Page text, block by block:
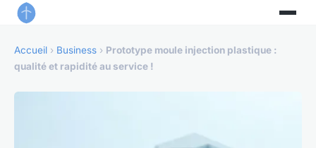
Accueil › Business › Prototype moule injection plastique :
qualité et rapidité au service !